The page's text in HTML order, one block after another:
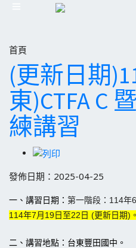
首頁
(更新日期
東)CTFA C
練講習
發佈日期：2025-04-25
一、講習日期： 第一階段：114年
114年7月19日至22日 (更新日期)。
二、講習地點： 台東豐田國中。